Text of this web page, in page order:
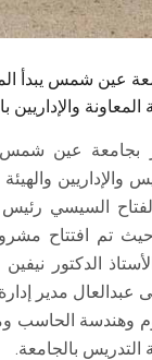
عين شمس يبدأ
والإداريين
بجامعة عين شمس
والإداريين
السيسي رئيس
حيث تم افتتاح
عبدالعال مدير
الحاسب
التدريس بالجامعة.